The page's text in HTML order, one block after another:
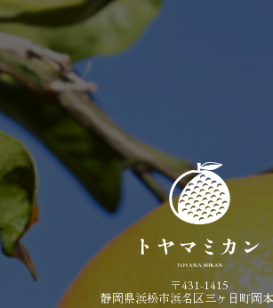
〒431-1415
静岡県浜松市浜名区三ヶ日町岡